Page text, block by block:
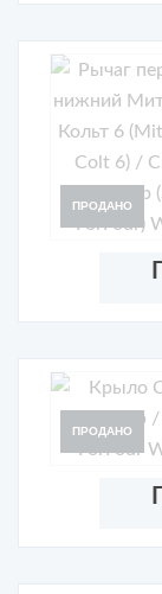
ПРОДАНО
ПРОДАНО